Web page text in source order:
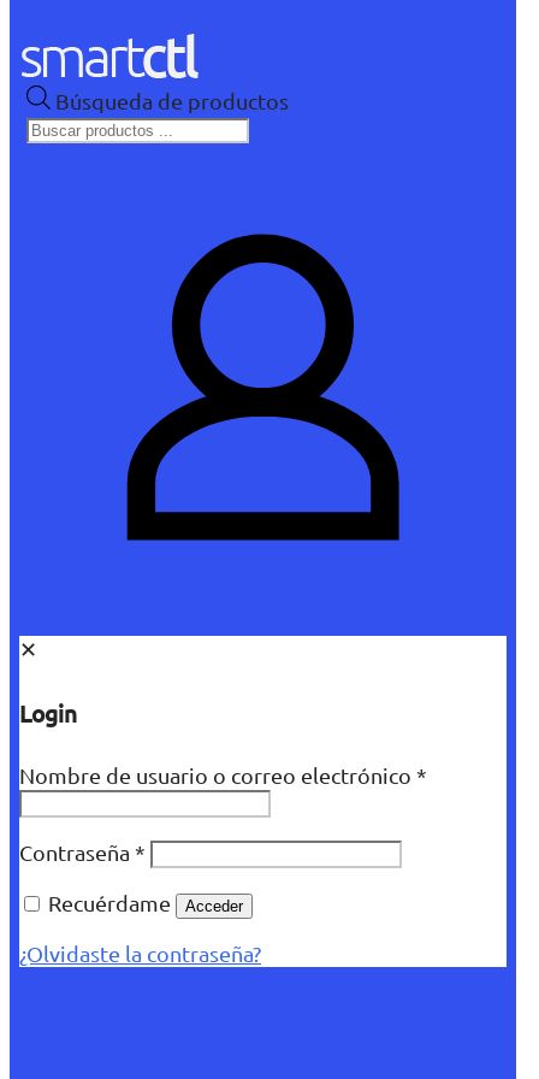
Búsqueda de productos
✕
Login
Nombre de usuario o correo electrónico *
Contraseña *
Recuérdame
Acceder
¿Olvidaste la contraseña?